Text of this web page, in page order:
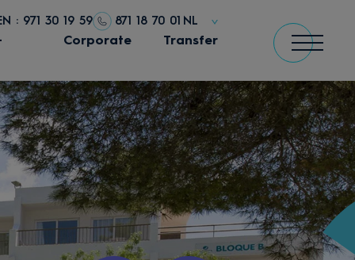
: 971 30 19 59 871 18 70 01 NL
Corporate Transfer